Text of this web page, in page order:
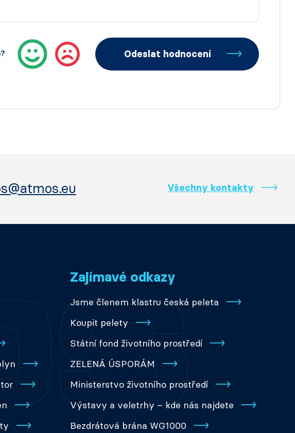
Odeslat hodnocení
Všechny kontakty
Zajímavé odkazy
Jsme členem klastru česká peleta
Koupit pelety
Státní fond životního prostředí
ZELENÁ ÚSPORÁM
Ministerstvo životního prostředí
Výstavy a veletrhy – kde nás najdete
Bezdrátová brána WG1000